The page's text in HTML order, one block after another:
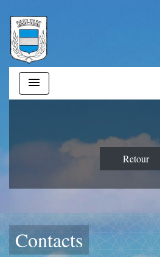
menu
Retour
Contacts